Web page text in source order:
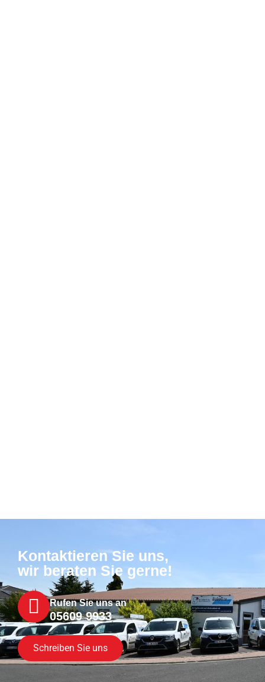
Kontaktieren Sie uns,
wir beraten Sie gerne!
Rufen Sie uns an
05609 9933
Schreiben Sie uns